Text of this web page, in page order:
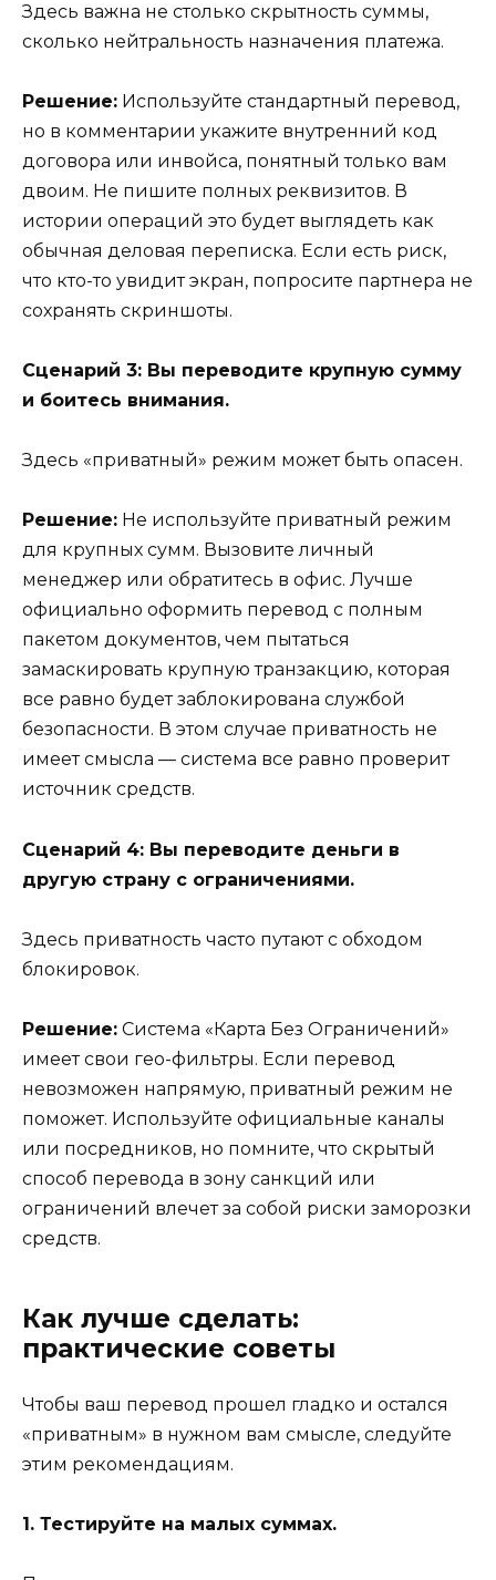
Здесь важна не столько скрытность суммы,
сколько нейтральность назначения платежа.
Решение: Используйте стандартный перевод,
но в комментарии укажите внутренний код
договора или инвойса, понятный только вам
двоим. Не пишите полных реквизитов. В
истории операций это будет выглядеть как
обычная деловая переписка. Если есть риск,
что кто-то увидит экран, попросите партнера не
сохранять скриншоты.
Сценарий 3: Вы переводите крупную сумму
и боитесь внимания.
Здесь «приватный» режим может быть опасен.
Решение: Не используйте приватный режим
для крупных сумм. Вызовите личный
менеджер или обратитесь в офис. Лучше
официально оформить перевод с полным
пакетом документов, чем пытаться
замаскировать крупную транзакцию, которая
все равно будет заблокирована службой
безопасности. В этом случае приватность не
имеет смысла — система все равно проверит
источник средств.
Сценарий 4: Вы переводите деньги в
другую страну с ограничениями.
Здесь приватность часто путают с обходом
блокировок.
Решение: Система «Карта Без Ограничений»
имеет свои гео-фильтры. Если перевод
невозможен напрямую, приватный режим не
поможет. Используйте официальные каналы
или посредников, но помните, что скрытый
способ перевода в зону санкций или
ограничений влечет за собой риски заморозки
средств.
Как лучше сделать:
практические советы
Чтобы ваш перевод прошел гладко и остался
«приватным» в нужном вам смысле, следуйте
этим рекомендациям.
1. Тестируйте на малых суммах.